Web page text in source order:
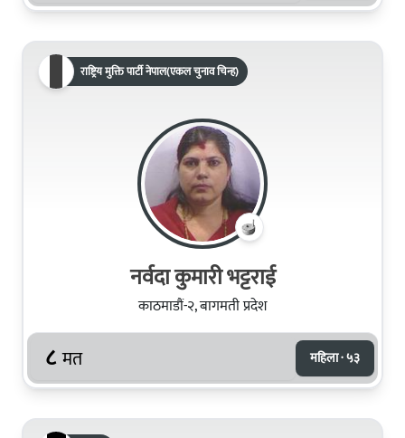
राष्ट्रिय मुक्ति पार्टी नेपाल(एकल चुनाव चिन्ह)
नर्वदा कुमारी भट्टराई
काठमाडौं-२, बागमती प्रदेश
८ मत महिला · ५३